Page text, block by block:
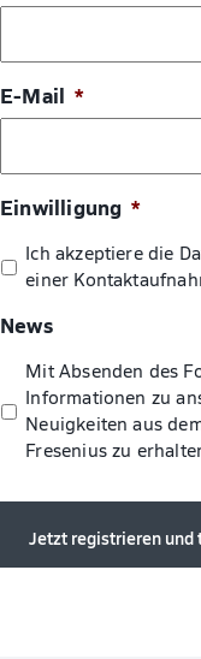
E-Mail *
Einwilligung *
Ich akzeptiere die
einer
News
Mit Absenden des
Informationen zu
Neuigkeiten aus
Fresenius zu